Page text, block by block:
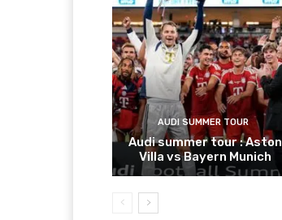
AUDI SUMMER TOUR
Audi summer tour : Aston
Villa vs Bayern Munich